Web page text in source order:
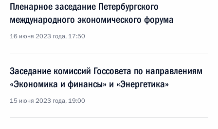
Пленарное заседание Петербургского
международного экономического форума
16 июня 2023 года, 17:50
Заседание комиссий Госсовета по направлениям
«Экономика и финансы» и «Энергетика»
15 июня 2023 года, 19:00